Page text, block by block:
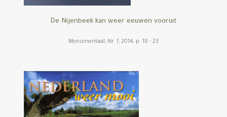
De Nijenbeek kan weer eeuwen vooruit
Monumentaal, Nr. 1, 2014, p. 18 - 23